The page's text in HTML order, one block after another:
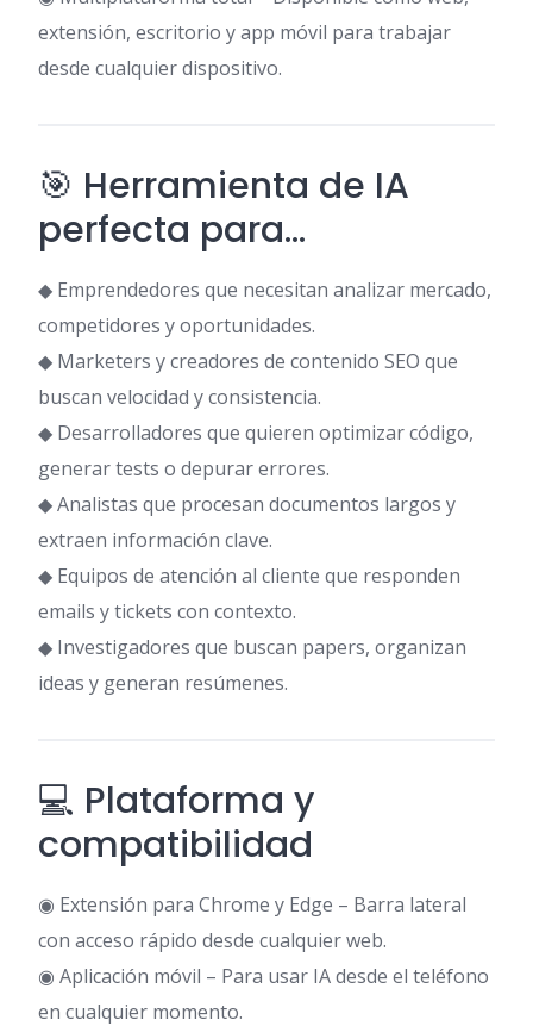
extensión, escritorio y app móvil para trabajar
desde cualquier dispositivo.
🎯 Herramienta de IA
perfecta para…
◆ Emprendedores que necesitan analizar mercado,
competidores y oportunidades.
◆ Marketers y creadores de contenido SEO que
buscan velocidad y consistencia.
◆ Desarrolladores que quieren optimizar código,
generar tests o depurar errores.
◆ Analistas que procesan documentos largos y
extraen información clave.
◆ Equipos de atención al cliente que responden
emails y tickets con contexto.
◆ Investigadores que buscan papers, organizan
ideas y generan resúmenes.
💻 Plataforma y
compatibilidad
◉ Extensión para Chrome y Edge – Barra lateral
con acceso rápido desde cualquier web.
◉ Aplicación móvil – Para usar IA desde el teléfono
en cualquier momento.